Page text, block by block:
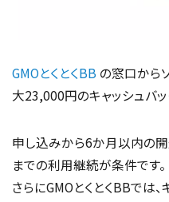
GMOとくとくBB の窓口から
大23,000円のキャッシュバ
申し込みから6か月以内の開
までの利用継続が条件です。
さらにGMOとくとくBBでは